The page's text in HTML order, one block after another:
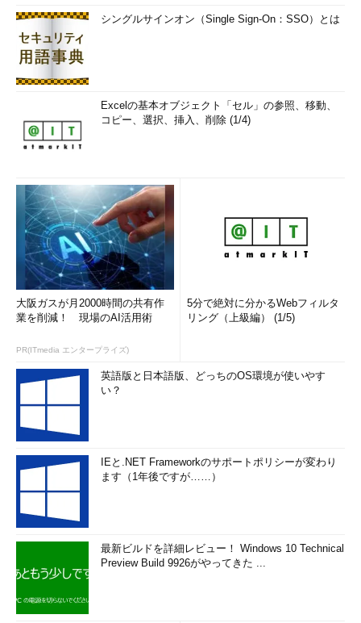
シングルサインオン（Single Sign-On：SSO）とは
Excelの基本オブジェクト「セル」の参照、移動、
コピー、選択、挿入、削除 (1/4)
大阪ガスが月2000時間の共有作
業を削減！ 現場のAI活用術
PR(ITmedia エンタープライズ)
5分で絶対に分かるWebフィルタ
リング（上級編） (1/5)
英語版と日本語版、どっちのOS環境が使いやす
い？
IEと.NET Frameworkのサポートポリシーが変わり
ます（1年後ですが……）
最新ビルドを詳細レビュー！ Windows 10 Technical
Preview Build 9926がやってきた ...